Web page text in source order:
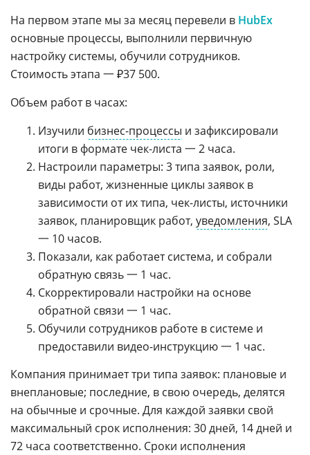
На первом этапе мы за месяц перевели в HubEx
основные процессы, выполнили первичную
настройку системы, обучили сотрудников.
Стоимость этапа 一 ₽37 500.
Объем работ в часах:
Изучили бизнес-процессы и зафиксировали
итоги в формате чек-листа 一 2 часа.
Настроили параметры: 3 типа заявок, роли,
виды работ, жизненные циклы заявок в
зависимости от их типа, чек-листы, источники
заявок, планировщик работ, уведомления, SLA
一 10 часов.
Показали, как работает система, и собрали
обратную связь 一 1 час.
Скорректировали настройки на основе
обратной связи 一 1 час.
Обучили сотрудников работе в системе и
предоставили видео-инструкцию 一 1 час.
Компания принимает три типа заявок: плановые и
внеплановые; последние, в свою очередь, делятся
на обычные и срочные. Для каждой заявки свой
максимальный срок исполнения: 30 дней, 14 дней и
72 часа соответственно. Сроки исполнения